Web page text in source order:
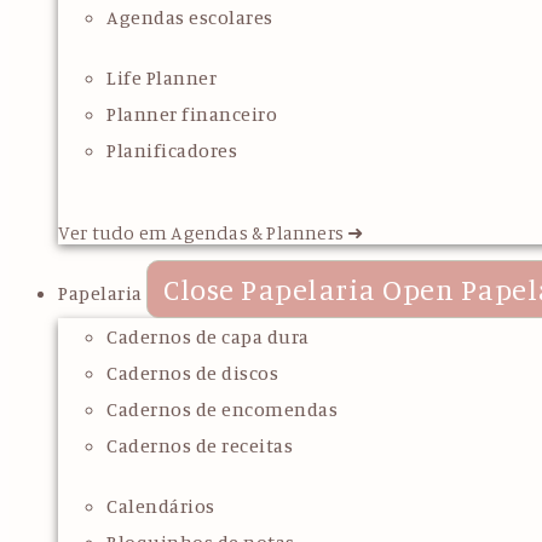
Agendas escolares
Life Planner
Planner financeiro
Planificadores
Ver tudo em Agendas & Planners ➜
Papelaria Close Papelaria Open
Cadernos de capa dura
Cadernos de discos
Cadernos de encomendas
Cadernos de receitas
Calendários